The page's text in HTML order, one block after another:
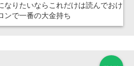
なりたいならこれだけは読んでおけ
で一番の大金持ち